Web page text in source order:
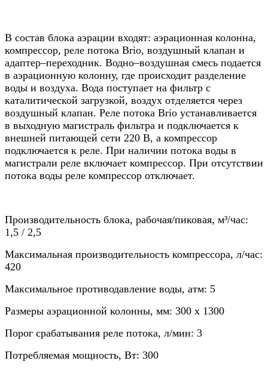
В состав блока аэрации входят: аэрационная колонна,
компрессор, реле потока Brio, воздушный клапан и
адаптер–переходник. Водно–воздушная смесь подается
в аэрационную колонну, где происходит разделение
воды и воздуха. Вода поступает на фильтр с
каталитической загрузкой, воздух отделяется через
воздушный клапан. Реле потока Brio устанавливается
в выходную магистраль фильтра и подключается к
внешней питающей сети 220 В, а компрессор
подключается к реле. При наличии потока воды в
магистрали реле включает компрессор. При отсутствии
потока воды реле компрессор отключает.
Производительность блока, рабочая/пиковая, м³/час:
1,5 / 2,5
Максимальная производительность компрессора, л/час:
420
Максимальное противодавление воды, атм: 5
Размеры аэрационной колонны, мм: 300 х 1300
Порог срабатывания реле потока, л/мин: 3
Потребляемая мощность, Вт: 300